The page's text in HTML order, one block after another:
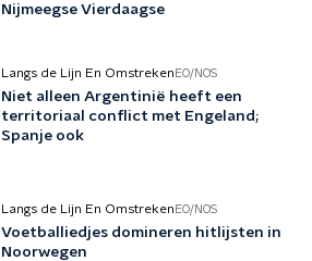
Nijmeegse Vierdaagse
Langs de Lijn En Omstreken EO/NOS
Niet alleen Argentinië heeft een
territoriaal conflict met Engeland;
Spanje ook
Langs de Lijn En Omstreken EO/NOS
Voetballiedjes domineren hitlijsten in
Noorwegen